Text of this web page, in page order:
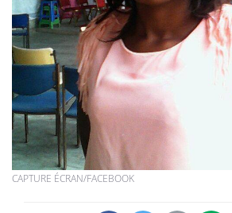
CAPTURE ÉCRAN/FACEBOOK